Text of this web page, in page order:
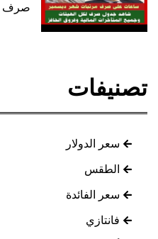
صرف
تصنيفات
سعر الدولار
الطقس
سعر الفائدة
فانتازي